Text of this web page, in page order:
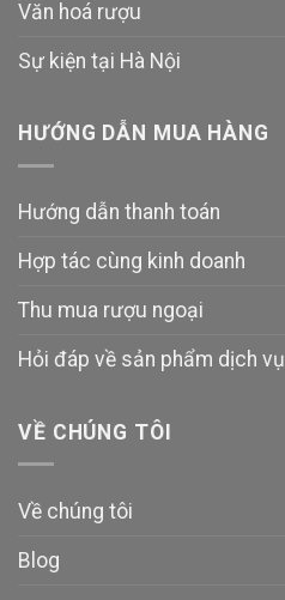
Văn hoá rượu
Sự kiện tại Hà Nội
HƯỚNG DẪN MUA HÀNG
Hướng dẫn thanh toán
Hợp tác cùng kinh doanh
Thu mua rượu ngoại
Hỏi đáp về sản phẩm dịch vụ
VỀ CHÚNG TÔI
Về chúng tôi
Blog